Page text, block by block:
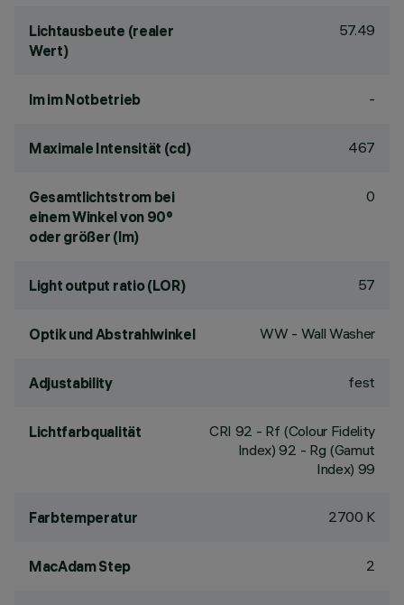
Lichtausbeute (realer
Wert)
57.49
lm im Notbetrieb -
Maximale Intensität (cd) 467
Gesamtlichtstrom bei
einem Winkel von 90°
oder größer (lm)
0
Light output ratio (LOR) 57
Optik und Abstrahlwinkel WW - Wall Washer
Adjustability fest
Lichtfarbqualität CRI 92 - Rf (Colour Fidelity
Index) 92 - Rg (Gamut
Index) 99
Farbtemperatur 2700 K
MacAdam Step 2